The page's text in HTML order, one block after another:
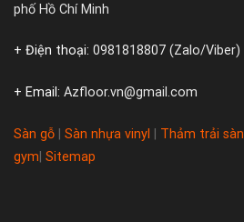
phố Hồ Chí Minh
+ Điện thoại: 0981818807 (Zalo/Viber)
+ Email: Azfloor.vn@gmail.com
Sàn gỗ Sàn nhựa vinyl Thảm trải sàn
gym Sitemap